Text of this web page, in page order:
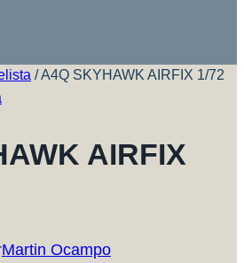
/A4Q SKYHAWK AIRFIX 1/72
AIRFIX
Martin Ocampo